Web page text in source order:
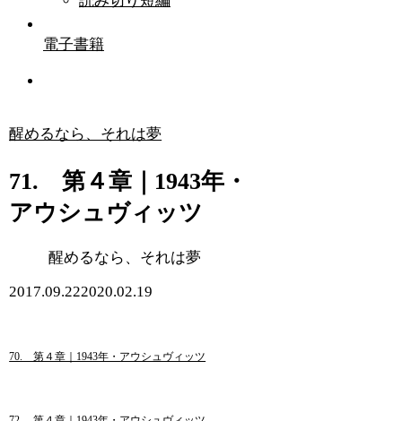
電子書籍
醒めるなら、それは夢
71. 第４章｜1943年・
アウシュヴィッツ
醒めるなら、それは夢
2017.09.222020.02.19
70. 第４章｜1943年・アウシュヴィッツ